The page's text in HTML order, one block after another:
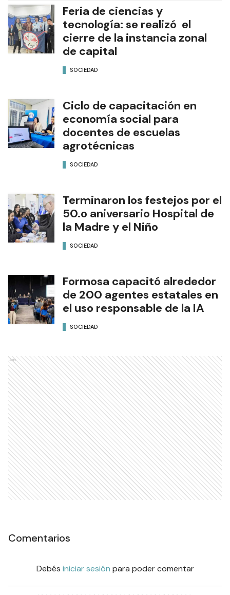
Feria de ciencias y
tecnología: se realizó el
cierre de la instancia zonal
de capital
SOCIEDAD
Ciclo de capacitación en
economía social para
docentes de escuelas
agrotécnicas
SOCIEDAD
Terminaron los festejos por el
50.o aniversario Hospital de
la Madre y el Niño
SOCIEDAD
Formosa capacitó alrededor
de 200 agentes estatales en
el uso responsable de la IA
SOCIEDAD
Ads
Comentarios
Debés iniciar sesión para poder comentar